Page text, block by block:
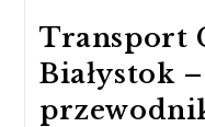
Transport
Białystok